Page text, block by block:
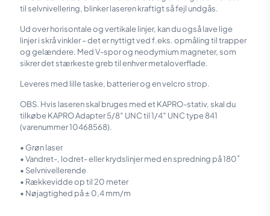
til selvnivellering, blinker laseren kraftigt så fejl undgås.
Ud over horisontale og vertikale linjer, kan du også lave lige
linjer i skrå vinkler – det er nyttigt ved f.eks. opmåling til trapper
og gelændere. Med V-spor og neodymium magneter, som
sikrer det stærkeste greb til enhver metaloverflade.
Leveres med lille taske, batterier og en velcro strop.
OBS. Hvis laseren skal bruges med et KAPRO-stativ, skal du
tilkøbe KAPRO Adapter 5/8″ UNC til 1/4″ UNC type 841
(varenummer 10468568).
• Grøn laser
• Vandret-, lodret- eller krydslinjer med en spredning på 180˚
• Selvnivellerende
• Rækkevidde op til 20 meter
• Nøjagtighed på ± 0,4 mm/m